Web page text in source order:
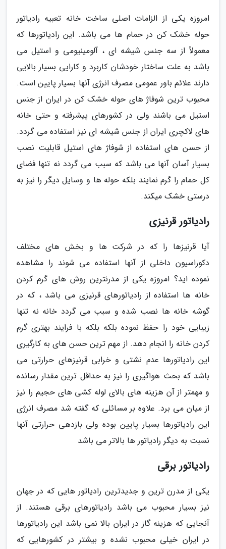
امروزه یکی از الزامات اصلی ساخت خانه تعبیه رادیاتور
حوله خشک کن در حمام ها می باشد. این رادیاتورها که
معمولاً از سه جنس شیشه ای ، آلومینیومی و استیل می
باشد به علت ساختار خودشان کاربرد و کارایی بسیار بالایی
دارند علائم باور عمومی مصرف انرژی آنها بسیار پایین است.
محبوب ترین شوفاژ های حوله خشک کن در ایران از جنس
استیل می باشند ولی در کشورهای پیشرفته و حتی خانه
های لاکچری ایران از جنس شیشه ای نیز استفاده می گردد.
از حسن های استفاده از شوفاژ های استیل قابلیت نصب
بسیار آسان آنها می باشد که سبب می گردد نه تنها فضای
کل حمام را گرم نمایند بلکه حوله ها و وسایل دیگر را نیز به
درستی خشک میکند.
رادیاتور قرنیزی
آیا قرنیزها را که در شرکت ها و بخش های مختلف
دکوراسیون داخلی از آنها استفاده می شوند را مشاهده
نموده اید؟ امروزه یکی از مدرنترین روش های گرم کردن
خانه ها استفاده از رادیاتورهای قرنیزی می باشد ، که در
گوشه خانه ها نصب شده و سبب می گردد خانه نه تنها
زیبایی خود را حفظ نموده بلکه بلکه با فرایند بهتری گرم
کردن خانه را انجام دهد. از مهم ترین حسن های به کارگیری
این رادیاتورها عدم نشتی و خرابی قرنیزهای حرارتی می
باشد که بحث هواگیری را نیز به حداقل ترین مقدار رسانده
و مهمتر از آن هزینه های بالای لوله کشی های حجیم را نیز
از میان می برد. علاوه بر مسائلی که گفته شد مصرف انرژی
این رادیاتورها بسیار پایین بوده ولی بازدهی حرارتی آنها
نسبت به دیگر رادیاتور ها بالاتر می باشد
رادیاتور برقی
یکی از مدرن ترین و جدیدترین رادیاتور هایی که در جهان
نیز بسیار محبوب می باشد رادیاتورهای برقی هستند. از
آنجایی که هزینه گاز در ایران بالا نمی باشد این رادیاتورها
در ایران خیلی محبوب نشده و بیشتر در کشورهایی که